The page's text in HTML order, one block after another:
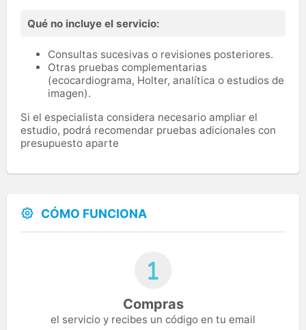
Qué no incluye el servicio:
Consultas sucesivas o revisiones posteriores.
Otras pruebas complementarias
(ecocardiograma, Holter, analítica o estudios de
imagen).
Si el especialista considera necesario ampliar el
estudio, podrá recomendar pruebas adicionales con
presupuesto aparte
CÓMO FUNCIONA
Compras
el servicio y recibes un código en tu email